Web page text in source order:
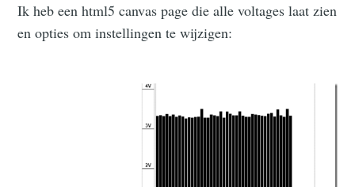
Ik heb een html5 canvas page die alle voltages laat zien
en opties om instellingen te wijzigen: